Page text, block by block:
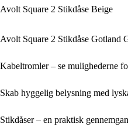
Avolt Square 2 Stikdåse Beige
Avolt Square 2 Stikdåse Gotland
Kabeltromler – se mulighederne
Skab hyggelig belysning med
Stikdåser – en praktisk